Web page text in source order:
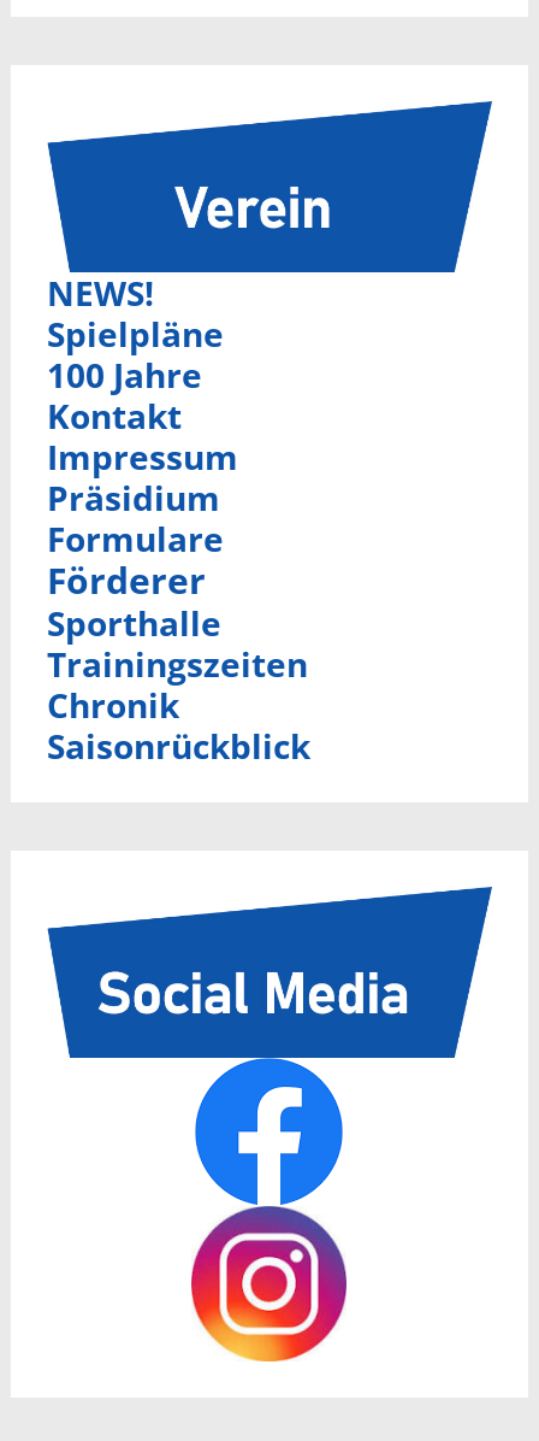
NEWS!
Spielpläne
100 Jahre
Kontakt
Impressum
Präsidium
Formulare
Förderer
Sporthalle
Trainingszeiten
Chronik
Saisonrückblick